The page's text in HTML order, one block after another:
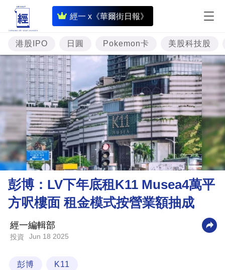
經一 x《華爾街日報》
即
時
財
經
專
題
投
資
樓
市
理
財
商
科
港股IPO 日圓 Pokemon卡 美股科技股
彭博：LV下年底租K11 Musea4萬平
方呎樓面 租金模式按營業額抽成
經一編輯部
投資 Jun 18 2025
彭博 K11